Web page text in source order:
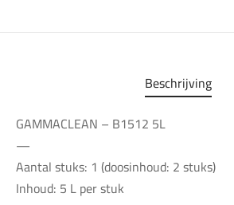
Beschrijving
GAMMACLEAN – B1512 5L
—
Aantal stuks: 1 (doosinhoud: 2 stuks)
Inhoud: 5 L per stuk